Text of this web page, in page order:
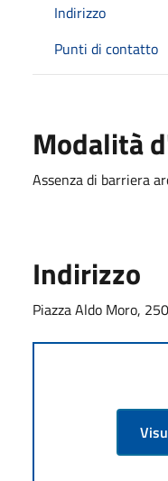
Indirizzo
Punti di contatto
Modalità
Assenza di barriera
Indirizzo
Piazza Aldo Moro,